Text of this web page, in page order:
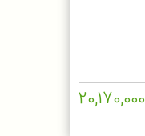
20,170,000